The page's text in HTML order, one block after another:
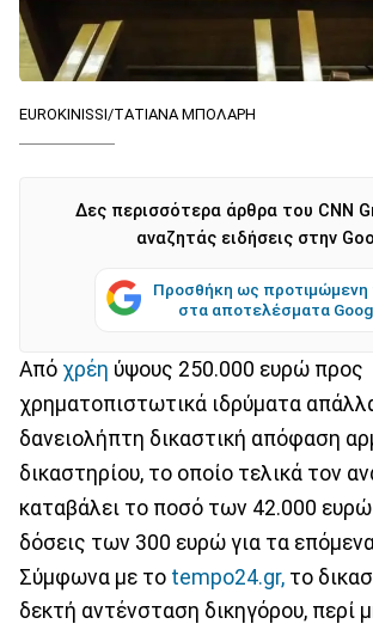
EUROKINISSI/ΤΑΤΙΑΝΑ ΜΠΟΛΑΡΗ
Δες περισσότερα άρθρα του CNN
αναζητάς ειδήσεις στην
Προσθήκη ως προτιμώμενη
στα αποτελέσματα
Από χρέη ύψους 250.000 ευρώ προς
χρηματοπιστωτικά ιδρύματα
δανειολήπτη δικαστική απόφαση
δικαστηρίου, το οποίο τελικά τον
καταβάλει το ποσό των 42.000 ευρώ
δόσεις των 300 ευρώ για τα
Σύμφωνα με το tempo24.gr, το
δεκτή αντένσταση δικηγόρου, περί